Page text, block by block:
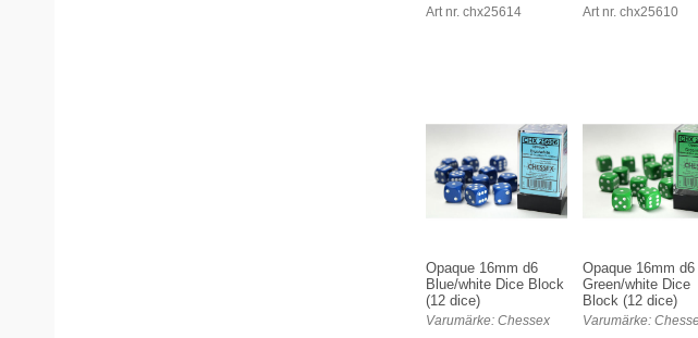
Art nr. chx25614
Art nr. chx25610
Opaque 16mm d6
Blue/white Dice Block
(12 dice)
Varumärke: Chessex
Opaque 16mm d6
Green/white Dice
Block (12 dice)
Varumärke: